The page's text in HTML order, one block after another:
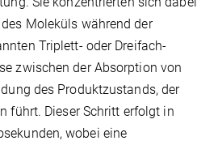
Moleküls während der
Triplett- oder Dreifach-
zwischen der Absorption von
des Produktzustands, der
führt. Dieser Schritt erfolgt in
wobei eine